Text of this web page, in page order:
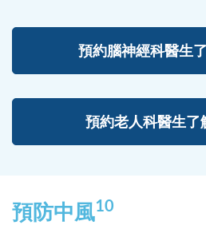
預約腦神經科醫生
預約老人科醫生了
預防中風10